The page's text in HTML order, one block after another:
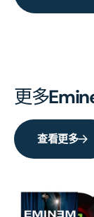
更多
查看更多